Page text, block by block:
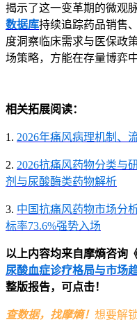
揭示了这一变革期的微观
数据库持续追踪药品销售
度洞察临床需求与医保政
场策略，方能在存量博弈
相关拓展阅读：
1. 2026年痛风病理机制、
2. 2026抗痛风药物分类与
剂与尿酸酶类药物解析
3. 中国抗痛风药物市场分
标率73.6%强势入场
以上内容均来自摩熵咨询
尿酸血症诊疗格局与市场
整版报告，可点击！
查数据，找摩熵！ 想要解